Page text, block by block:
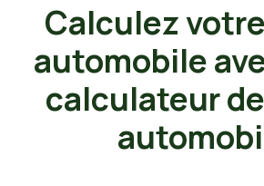
Calculez
automobile
calculateur